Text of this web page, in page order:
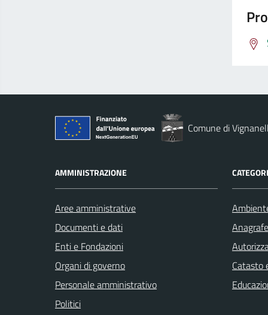
Comune di
AMMINISTRAZIONE
Aree amministrative
Documenti e dati
Enti e Fondazioni
Organi di governo
Personale amministrativo
Politici
Catasto